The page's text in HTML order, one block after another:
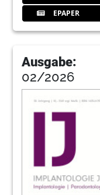
EPAPER
Ausgabe:
02/2026